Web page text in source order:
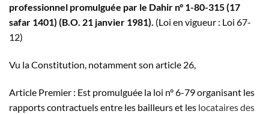
professionnel promulguée par le Dahir n° 1-80-315 (17
safar 1401) (B.O. 21 janvier 1981). (Loi en vigueur : Loi 67-
12)
Vu la Constitution, notamment son article 26,
Article Premier : Est promulguée la loi n° 6-79 organisant les
rapports contractuels entre les bailleurs et les locataires des